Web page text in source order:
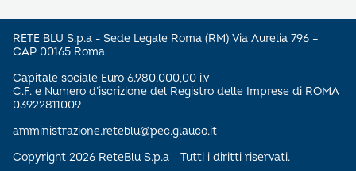
RETE BLU S.p.a - Sede Legale Roma (RM) Via Aurelia 796 –
CAP 00165 Roma
Capitale sociale Euro 6.980.000,00 i.v
C.F. e Numero d’iscrizione del Registro delle Imprese di ROMA
03922811009
amministrazione.reteblu@pec.glauco.it
Copyright 2026 ReteBlu S.p.a - Tutti i diritti riservati.